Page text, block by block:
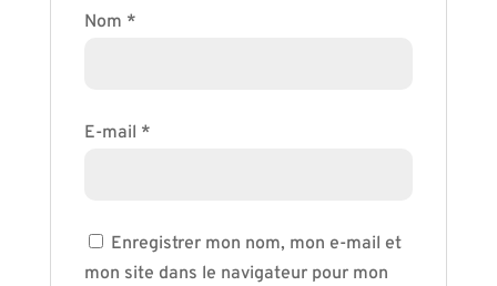
Nom *
E-mail *
Enregistrer mon nom, mon e-mail et
mon site dans le navigateur pour mon